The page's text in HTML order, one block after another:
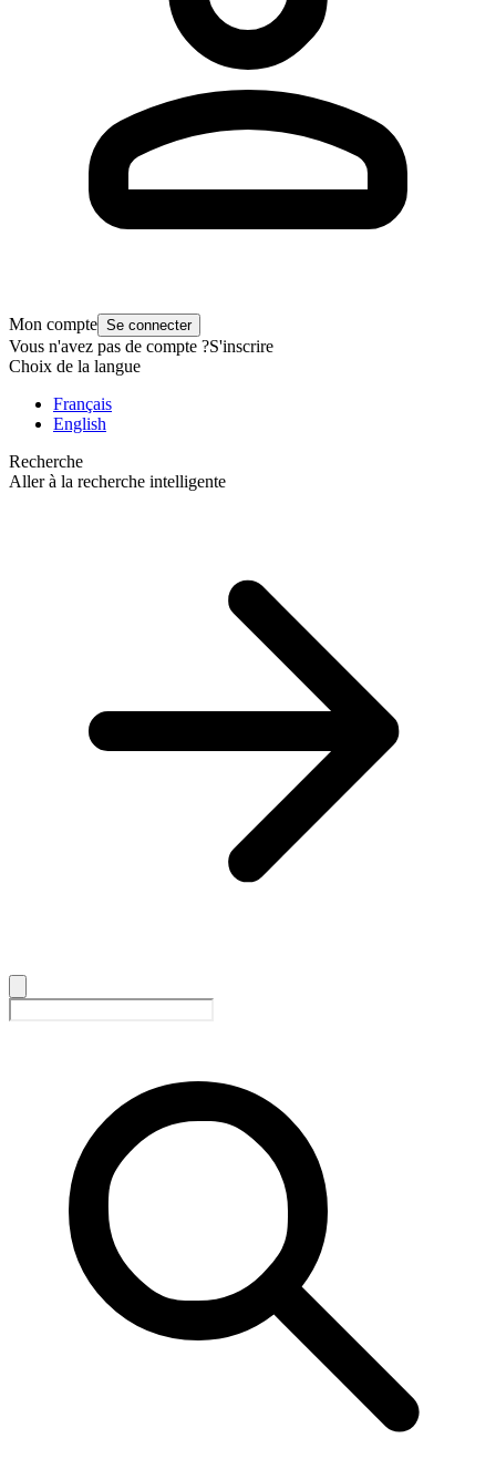
Mon compte Se connecter
Vous n'avez pas de compte ?S'inscrire
Choix de la langue
Français
English
Recherche
Aller à la recherche intelligente